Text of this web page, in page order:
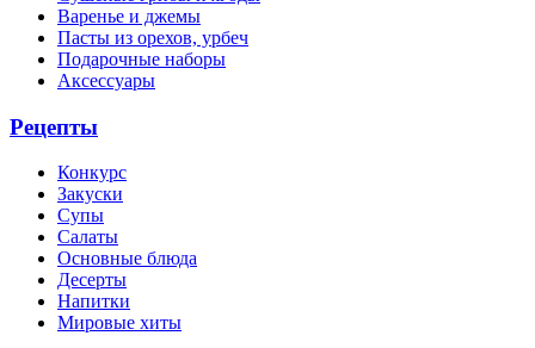
Варенье и джемы
Пасты из орехов, урбеч
Подарочные наборы
Аксессуары
Рецепты
Конкурс
Закуски
Супы
Салаты
Основные блюда
Десерты
Напитки
Мировые хиты